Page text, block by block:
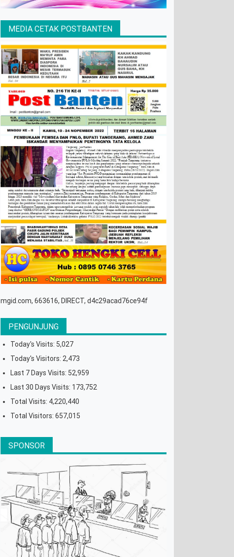
MEDIA CETAK POSTBANTEN
mgid.com, 663616, DIRECT, d4c29acad76ce94f
PENGUNJUNG
Today's Visits: 5,027
Today's Visitors: 2,473
Last 7 Days Visits: 52,959
Last 30 Days Visits: 173,752
Total Visits: 4,220,440
Total Visitors:657,015
SPONSOR